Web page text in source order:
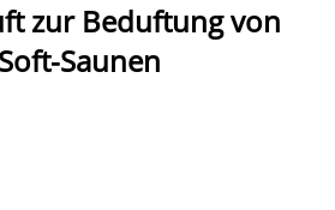
zur Beduftung von
Saunen